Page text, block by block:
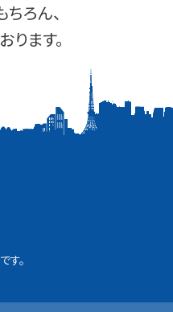
ろん、
ます。
。